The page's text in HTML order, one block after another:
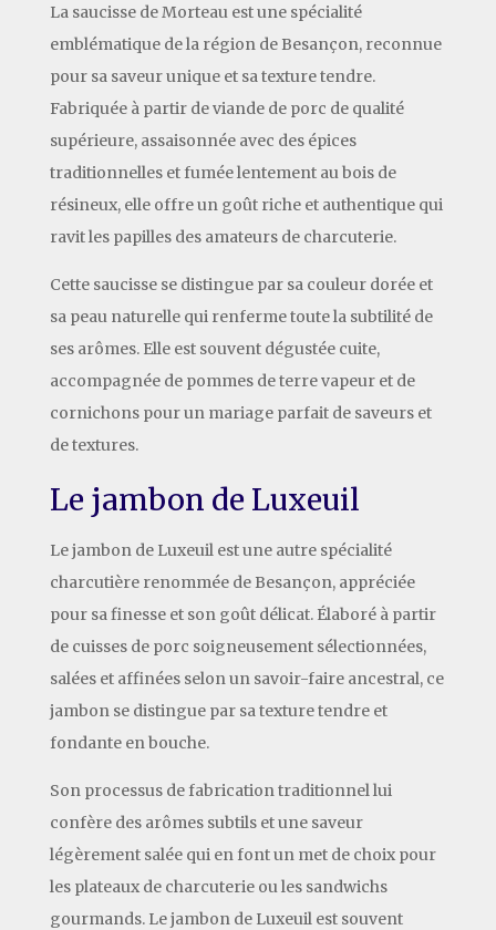
La saucisse de Morteau est une spécialité
emblématique de la région de Besançon, reconnue
pour sa saveur unique et sa texture tendre.
Fabriquée à partir de viande de porc de qualité
supérieure, assaisonnée avec des épices
traditionnelles et fumée lentement au bois de
résineux, elle offre un goût riche et authentique qui
ravit les papilles des amateurs de charcuterie.
Cette saucisse se distingue par sa couleur dorée et
sa peau naturelle qui renferme toute la subtilité de
ses arômes. Elle est souvent dégustée cuite,
accompagnée de pommes de terre vapeur et de
cornichons pour un mariage parfait de saveurs et
de textures.
Le jambon de Luxeuil
Le jambon de Luxeuil est une autre spécialité
charcutière renommée de Besançon, appréciée
pour sa finesse et son goût délicat. Élaboré à partir
de cuisses de porc soigneusement sélectionnées,
salées et affinées selon un savoir-faire ancestral, ce
jambon se distingue par sa texture tendre et
fondante en bouche.
Son processus de fabrication traditionnel lui
confère des arômes subtils et une saveur
légèrement salée qui en font un met de choix pour
les plateaux de charcuterie ou les sandwichs
gourmands. Le jambon de Luxeuil est souvent